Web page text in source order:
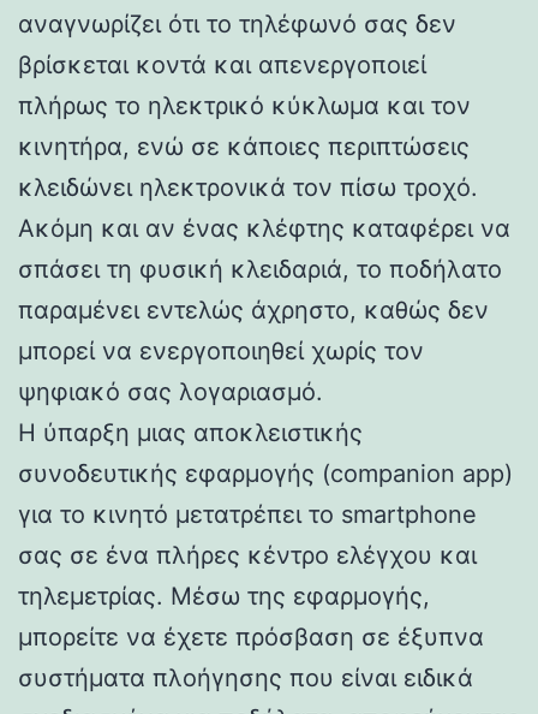
αναγνωρίζει ότι το τηλέφωνό σας δεν
βρίσκεται κοντά και απενεργοποιεί
πλήρως το ηλεκτρικό κύκλωμα και τον
κινητήρα, ενώ σε κάποιες περιπτώσεις
κλειδώνει ηλεκτρονικά τον πίσω τροχό.
Ακόμη και αν ένας κλέφτης καταφέρει να
σπάσει τη φυσική κλειδαριά, το ποδήλατο
παραμένει εντελώς άχρηστο, καθώς δεν
μπορεί να ενεργοποιηθεί χωρίς τον
ψηφιακό σας λογαριασμό.
Η ύπαρξη μιας αποκλειστικής
συνοδευτικής εφαρμογής (companion app)
για το κινητό μετατρέπει το smartphone
σας σε ένα πλήρες κέντρο ελέγχου και
τηλεμετρίας. Μέσω της εφαρμογής,
μπορείτε να έχετε πρόσβαση σε έξυπνα
συστήματα πλοήγησης που είναι ειδικά